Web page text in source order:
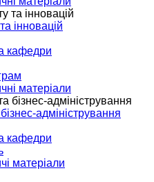
інновацій
кафедри
матеріали
адміністрування
кафедри
матеріали